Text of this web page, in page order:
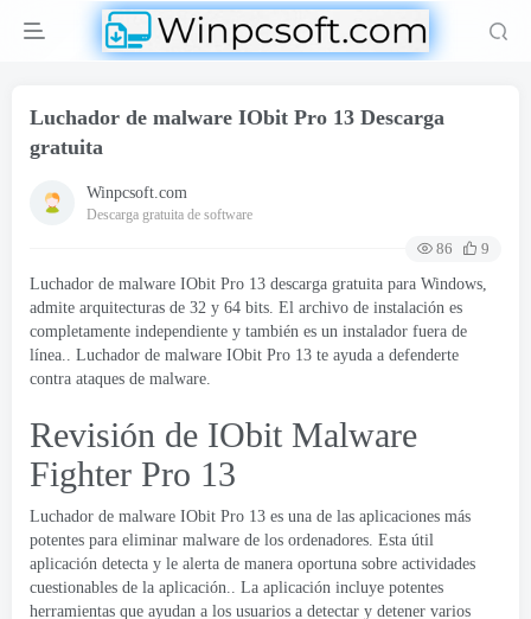
Luchador de malware IObit Pro 13 Descarga
gratuita
Winpcsoft.com
Descarga gratuita de software
86
9
Luchador de malware IObit Pro 13 descarga gratuita para Windows,
admite arquitecturas de 32 y 64 bits. El archivo de instalación es
completamente independiente y también es un instalador fuera de
línea.. Luchador de malware IObit Pro 13 te ayuda a defenderte
contra ataques de malware.
Revisión de IObit Malware
Fighter Pro 13
Luchador de malware IObit Pro 13 es una de las aplicaciones más
potentes para eliminar malware de los ordenadores. Esta útil
aplicación detecta y le alerta de manera oportuna sobre actividades
cuestionables de la aplicación.. La aplicación incluye potentes
herramientas que ayudan a los usuarios a detectar y detener varios